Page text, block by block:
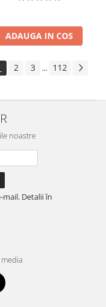
ADAUGA IN COS
2 3 ... 112
noastre
Detalii în